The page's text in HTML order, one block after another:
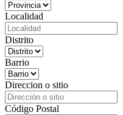
Localidad
Distrito
Barrio
Direccion o sitio
Código Postal